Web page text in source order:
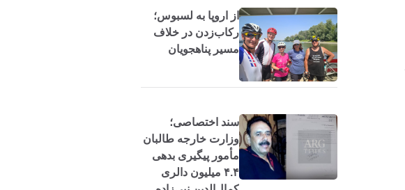
از اروپا به لسبوس؛
رکاب‌زدن در خلاف
مسیر پناهجویان
سند اختصاصی؛
وزارت خارجه طالبان
مأمور پیگیری بدهی
۴.۴ میلیون دالری